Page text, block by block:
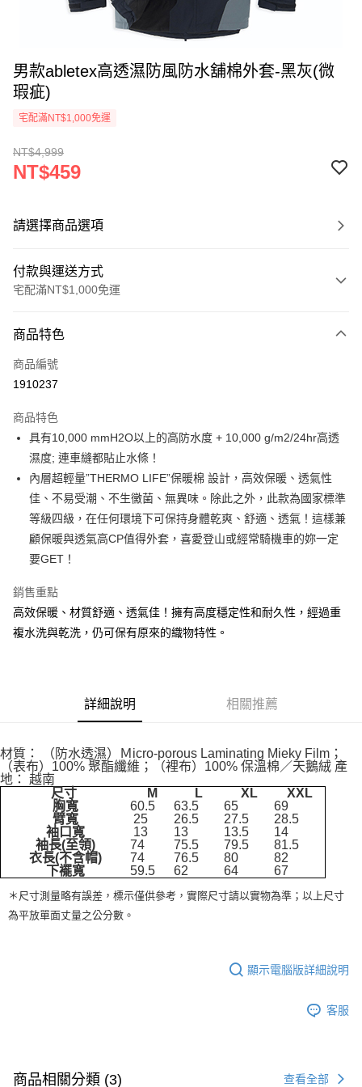
男款abletex高透濕防風防水舖棉外套-黑灰(微
瑕疵)
宅配滿NT$1,000免運
NT$4,999
NT$459
請選擇商品選項
付款與運送方式
宅配滿NT$1,000免運
信用卡一次付款
LINE Pay
街口支付
悠遊付
AFTEE先享後付
相關說明
【關於「AFTEE先享後付」】
AFTEE先享後付是「在收到商品之後才付款」的支付方式。 讓您購物簡單
便利好安心！
２．便利：只要手機號碼，簡訊認證，即可結帳。
３．安心：先確認商品／服務後，再付款。
【「AFTEE先享後付」結帳流程】
ATM／網路銀行／等多元方式進行付款，方視為交易完成。
※ 請注意：結帳手續完成當下不需立刻繳費，但若您需要取消訂單，請聯絡
後付繳納相關費用。
※ 交易是否成功請以「AFTEE先享後付 」之結帳頁面顯示為準，若有關於
是否繳費成功／繳費後需取消欲退款等相關疑問，請聯繫「AFTEE先享後付
客戶支援中心」
https://netprotections.freshdesk.com/support/home
【注意事項】
１．透過由恩沛科技股份有限公司提供之「AFTEE先享後付」服務完成之交
易，需依本服務之必要範圍內提供個人資料，並將交易相關給付款項請求債
權轉讓予恩沛科技股份有限公司。
２．關於個人資料處理事宜，請瀏覽以下網址：
https://aftee.tw/terms/#terms3
３．未成年的使用者請事先徵得法定代理人或監護人之同意方可使用
時審查核予不同之上限額度；若仍有額度不足之情形，本公司將視審查結果
恩沛科技股份有限公司將有權停止該用戶之使用額度並採取法律行動。
ATM付款
宅配
每筆NT$70，滿NT$1,000(含以上)免運費
商品特色
商品編號
1910237
商品特色
具有10,000 mmH2O以上的高防水度 + 10,000 g/m2/24hr高透
濕度; 連車縫都貼止水條！
內層超輕量”THERMO LIFE”保暖棉 設計，高效保暖、透氣性
佳、不易受潮、不生黴菌、無異味。除此之外，此款為國家標準
等級四級，在任何環境下可保持身體乾爽、舒適、透氣！這樣兼
顧保暖與透氣高CP值得外套，喜愛登山或經常騎機車的妳一定
要GET！
銷售重點
高效保暖、材質舒適、透氣佳！擁有高度穩定性和耐久性，經過重
複水洗與乾洗，仍可保有原來的織物特性。
詳細說明 相關推薦
材質： （防水透濕）Ｍicro-porous Laminating Mieky Film；
（表布）100% 聚酯纖維；（裡布）100% 保溫棉／天鵝絨 產
地： 越南
尺寸
M L XL
XXL
胸寬
60.5 63.5 65
69
臂寬
25 26.5 27.5
28.5
袖口寬
13 13 13.5
14
袖長(至領)
74 75.5 79.5
81.5
衣長(不含帽)
74 76.5 80
82
下襬寬
59.5 62 64 67
＊尺寸測量略有誤差，標示僅供參考，實際尺寸請以實物為準；以上尺寸
為平放單面丈量之公分數。
顯示電腦版詳細說明
客服
商品相關分類 (3) 查看全部